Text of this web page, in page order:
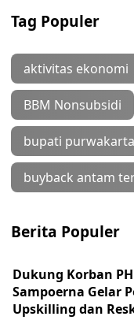
Tag Populer
aktivitas ekonomi
BBM Nonsubsidi
bupati purwakarta
buyback antam
Berita Populer
Dukung Korban
Sampoerna Gelar
Upskilling dan